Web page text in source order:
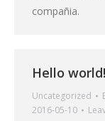
compañia.
Hello world!
Uncategorized
2016-05-10